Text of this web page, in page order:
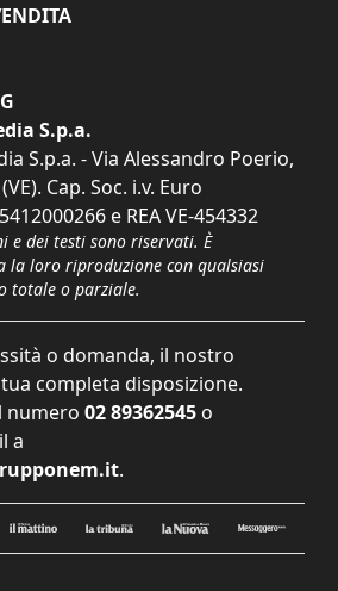
S.p.a.
S.p.a. - Via Alessandro Poerio,
Cap. Soc. i.v. Euro
e REA VE-454332
dei testi sono riservati. È
la loro riproduzione con qualsiasi
totale o parziale.
o domanda, il nostro
completa disposizione.
numero 02 89362545 o
a
.